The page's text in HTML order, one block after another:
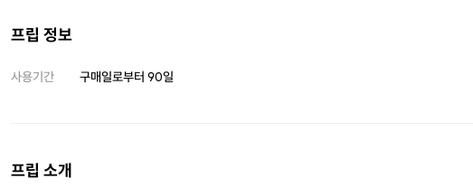
프립 정보
사용기간 구매일로부터 90일
프립 소개